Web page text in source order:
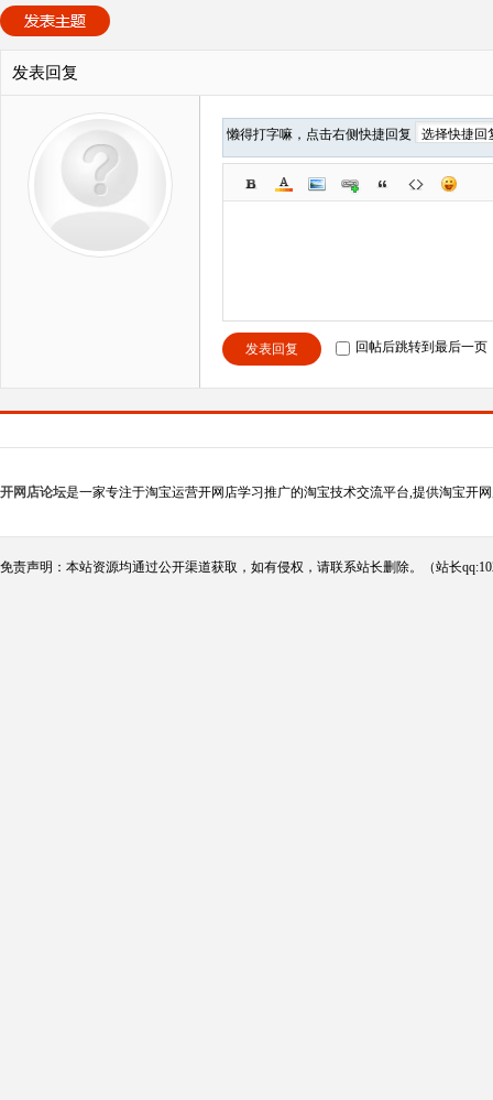
发表回复
懒得打字嘛，点击右侧快捷回复
发表回复 回帖后跳转到最后一页
开网店论坛是一家专注于淘宝运营开网店学习推广的淘宝技术交流平台,提供淘宝开
免责声明：本站资源均通过公开渠道获取，如有侵权，请联系站长删除。（站长